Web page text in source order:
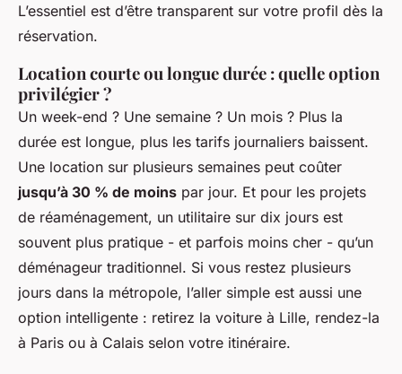
L’essentiel est d’être transparent sur votre profil dès la
réservation.
Location courte ou longue durée : quelle option
privilégier ?
Un week-end ? Une semaine ? Un mois ? Plus la
durée est longue, plus les tarifs journaliers baissent.
Une location sur plusieurs semaines peut coûter
jusqu’à 30 % de moins par jour. Et pour les projets
de réaménagement, un utilitaire sur dix jours est
souvent plus pratique - et parfois moins cher - qu’un
déménageur traditionnel. Si vous restez plusieurs
jours dans la métropole, l’aller simple est aussi une
option intelligente : retirez la voiture à Lille, rendez-la
à Paris ou à Calais selon votre itinéraire.